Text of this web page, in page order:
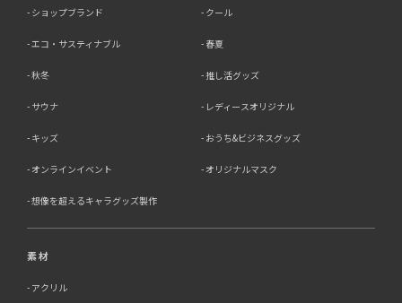
ショップブランド クール
エコ・サスティナブル 春夏
秋冬 推し活グッズ
サウナ レディースオリジナル
キッズ おうち&ビジネスグッズ
オンラインイベント オリジナルマスク
想像を超えるキャラグッズ製作
素材
アクリル